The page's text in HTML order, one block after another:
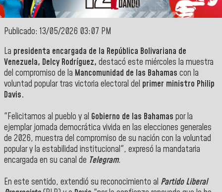
Publicado: 13/05/2026 03:07 PM
La presidenta encargada de la República Bolivariana de
Venezuela, Delcy Rodríguez, destacó este miércoles la muestra
del compromiso de la Mancomunidad de las Bahamas con la
voluntad popular tras victoria electoral del primer ministro Philip
Davis.
"Felicitamos al pueblo y al Gobierno de las Bahamas por la
ejemplar jornada democrática vivida en las elecciones generales
de 2026, muestra del compromiso de su nación con la voluntad
popular y la estabilidad institucional", expresó la mandataria
encargada en su canal de Telegram.
En este sentido, extendió su reconocimiento al Partido Liberal